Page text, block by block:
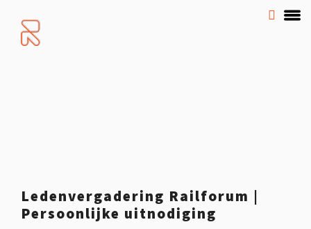
Ledenvergadering Railforum |
Persoonlijke uitnodiging